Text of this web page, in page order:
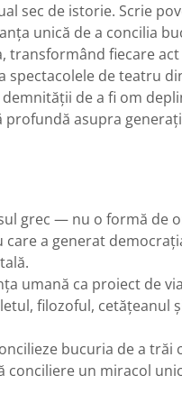
sec de istorie. Scrie
unică de a concilia
transformând fiecare
spectacolele de teatru
de a fi om
profundă asupra
grec — nu o formă de
care a generat
umană ca proiect de
filozoful, cetățeanul
bucuria de a
conciliere un miracol